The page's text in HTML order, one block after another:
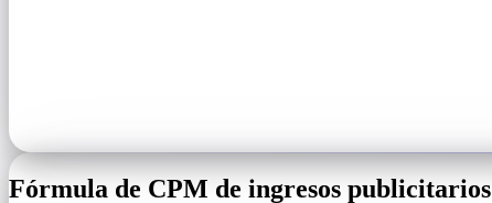
Fórmula de CPM de ingresos publicitarios